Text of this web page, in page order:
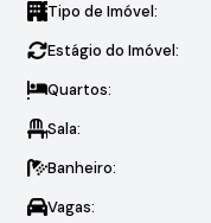
Tipo de Imóvel:
Estágio do Imóvel:
Quartos:
Sala:
Banheiro:
Vagas: